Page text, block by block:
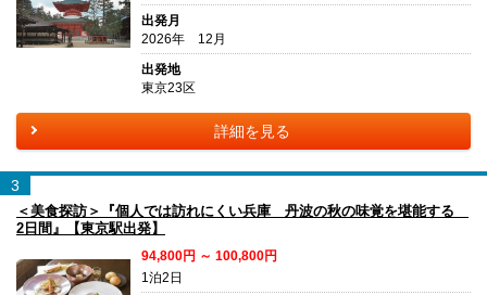
出発月
2026年 12月
出発地
東京23区
詳細を見る
3
＜美食探訪＞『個人では訪れにくい兵庫 丹波の秋の味覚を堪能する
2日間』【東京駅出発】
94,800円 ～ 100,800円
1泊2日